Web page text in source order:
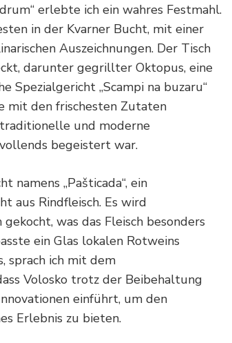
erlebte ich ein wahres Festmahl.
in der Kvarner Bucht, mit einer
Auszeichnungen. Der Tisch
darunter gegrillter Oktopus, eine
Spezialgericht „Scampi na buzaru“
mit den frischesten Zutaten
und moderne
begeistert war.
namens „Pašticada“, ein
aus Rindfleisch. Es wird
was das Fleisch besonders
ein Glas lokalen Rotweins
sprach ich mit dem
Volosko trotz der Beibehaltung
einführt, um den
Erlebnis zu bieten.